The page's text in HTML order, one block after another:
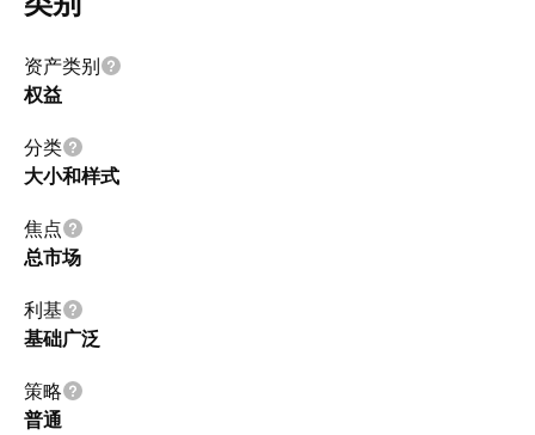
资产类别
权益
分类
大小和样式
焦点
总市场
利基
基础广泛
策略
普通